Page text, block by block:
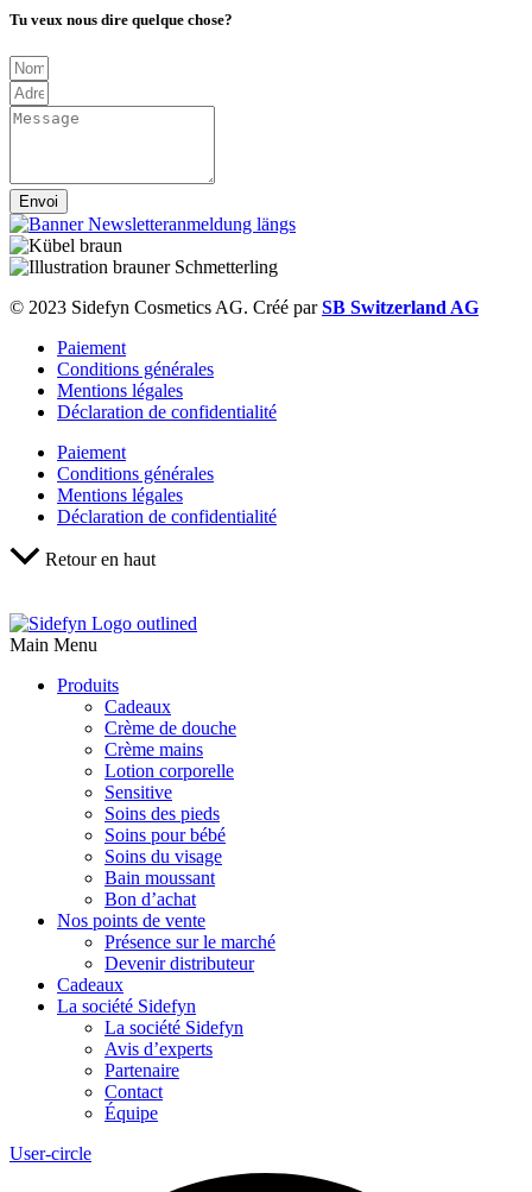
Tu veux nous dire quelque chose?
Envoi
© 2023 Sidefyn Cosmetics AG. Créé parSB Switzerland AG
Paiement
Conditions générales
Mentions légales
Déclaration de confidentialité
Paiement
Conditions générales
Mentions légales
Déclaration de confidentialité
Retour en haut
Main Menu
Produits
Cadeaux
Crème de douche
Crème mains
Lotion corporelle
Sensitive
Soins des pieds
Soins pour bébé
Soins du visage
Bain moussant
Bon d’achat
Nos points de vente
Présence sur le marché
Devenir distributeur
Cadeaux
La société Sidefyn
La société Sidefyn
Avis d’experts
Partenaire
Contact
Équipe
User-circle